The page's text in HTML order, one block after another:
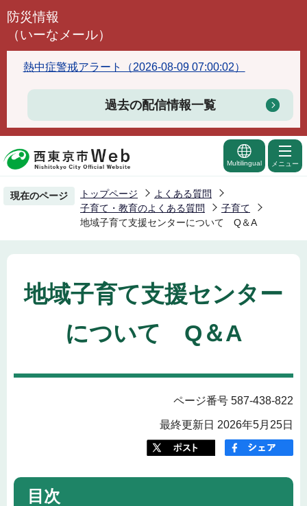
こ
頭
で
防災情報
（いーなメール）
熱中症警戒アラート（2026-08-09 07:00:02）
過去の配信情報一覧
Multilingual メニュー
現在のページ トップページ
よくある質問
子育て・教育のよくある質問
子育て
地域子育て支援センターについて Q＆A
地域子育て支援センター
について Q＆A
ページ番号 587-438-822
最終更新日 2026年5月25日
目次